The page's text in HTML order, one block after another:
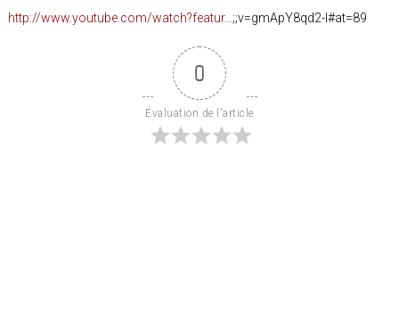
http://www.youtube.com/watch?featur… ;;v=gmApY8qd2-I#at=89
0
Évaluation de l'article